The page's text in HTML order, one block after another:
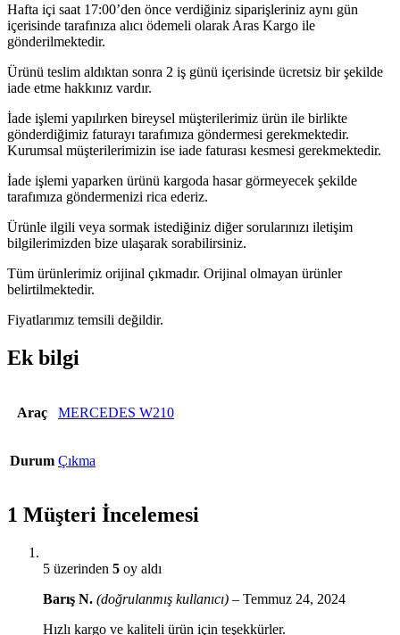
Hafta içi saat 17:00’den önce verdiğiniz siparişleriniz aynı gün
içerisinde tarafınıza alıcı ödemeli olarak Aras Kargo ile
gönderilmektedir.
Ürünü teslim aldıktan sonra 2 iş günü içerisinde ücretsiz bir şekilde
iade etme hakkınız vardır.
İade işlemi yapılırken bireysel müşterilerimiz ürün ile birlikte
gönderdiğimiz faturayı tarafımıza göndermesi gerekmektedir.
Kurumsal müşterilerimizin ise iade faturası kesmesi gerekmektedir.
İade işlemi yaparken ürünü kargoda hasar görmeyecek şekilde
tarafımıza göndermenizi rica ederiz.
Ürünle ilgili veya sormak istediğiniz diğer sorularınızı iletişim
bilgilerimizden bize ulaşarak sorabilirsiniz.
Tüm ürünlerimiz orijinal çıkmadır. Orijinal olmayan ürünler
belirtilmektedir.
Fiyatlarımız temsili değildir.
Ek bilgi
Araç MERCEDES W210
Durum Çıkma
1 Müşteri İncelemesi
5 üzerinden 5 oy aldı
Barış N. (doğrulanmış kullanıcı) – Temmuz 24, 2024
Hızlı kargo ve kaliteli ürün için teşekkürler.